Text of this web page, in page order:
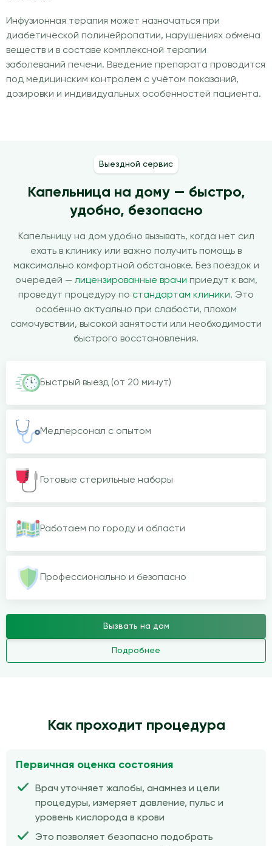
Инфузионная терапия может назначаться при
диабетической полинейропатии, нарушениях обмена
веществ и в составе комплексной терапии
заболеваний печени. Введение препарата проводится
под медицинским контролем с учётом показаний,
дозировки и индивидуальных особенностей пациента.
Выездной сервис
Капельница на дому — быстро,
удобно, безопасно
Капельницу на дом удобно вызывать, когда нет сил
ехать в клинику или важно получить помощь в
максимально комфортной обстановке. Без поездок и
очередей — лицензированные врачи приедут к вам,
проведут процедуру по стандартам клиники. Это
особенно актуально при слабости, плохом
самочувствии, высокой занятости или необходимости
быстрого восстановления.
Быстрый выезд (от 20 минут)
Медперсонал с опытом
Готовые стерильные наборы
Работаем по городу и области
Профессионально и безопасно
Вызвать на дом
Подробнее
Как проходит процедура
Первичная оценка состояния
Врач уточняет жалобы, анамнез и цели
процедуры, измеряет давление, пульс и
уровень кислорода в крови
Это позволяет безопасно подобрать